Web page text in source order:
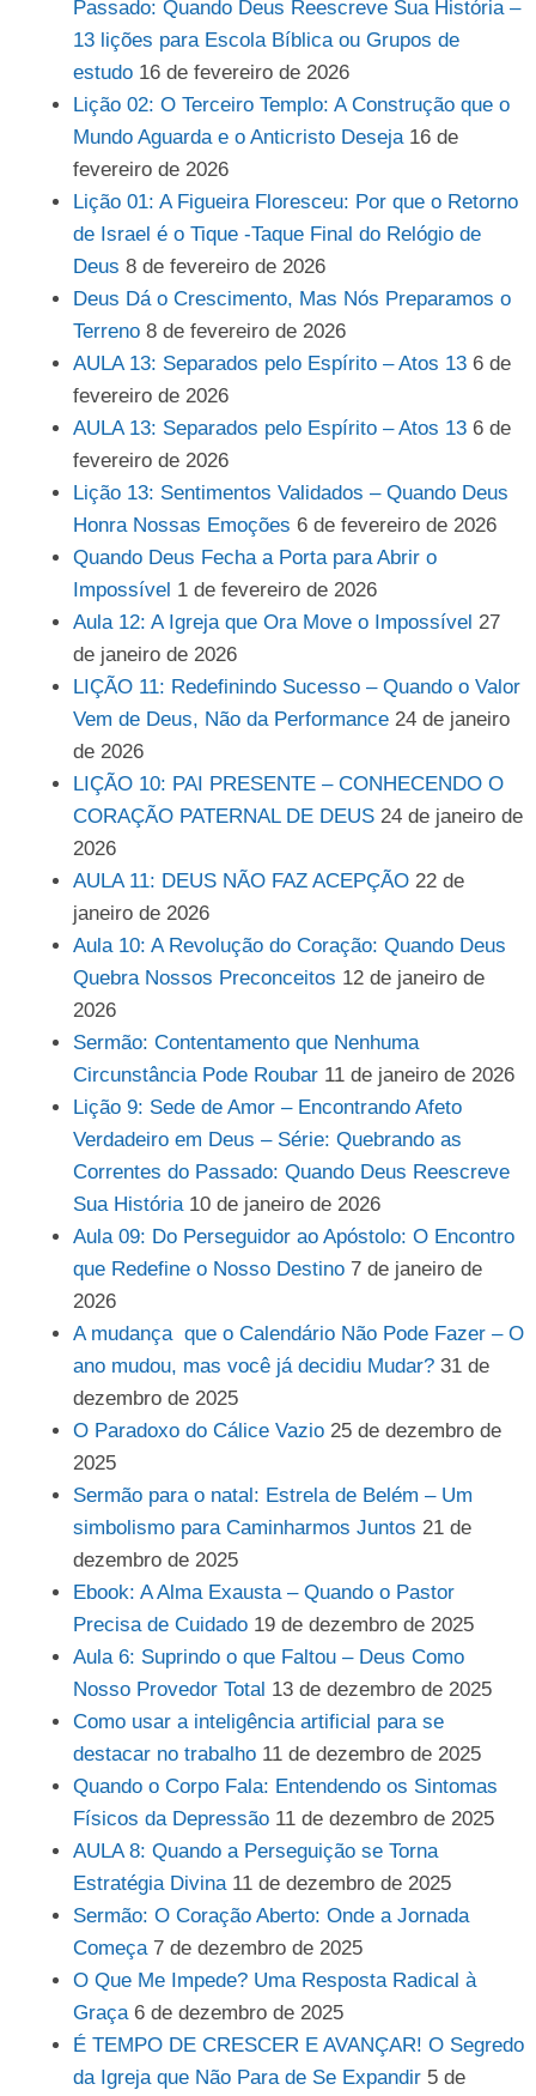
Passado: Quando Deus Reescreve Sua História –
13 lições para Escola Bíblica ou Grupos de
estudo 16 de fevereiro de 2026
Lição 02: O Terceiro Templo: A Construção que o
Mundo Aguarda e o Anticristo Deseja 16 de
fevereiro de 2026
Lição 01: A Figueira Floresceu: Por que o Retorno
de Israel é o Tique -Taque Final do Relógio de
Deus 8 de fevereiro de 2026
Deus Dá o Crescimento, Mas Nós Preparamos o
Terreno 8 de fevereiro de 2026
AULA 13: Separados pelo Espírito – Atos 13 6 de
fevereiro de 2026
AULA 13: Separados pelo Espírito – Atos 13 6 de
fevereiro de 2026
Lição 13: Sentimentos Validados – Quando Deus
Honra Nossas Emoções 6 de fevereiro de 2026
Quando Deus Fecha a Porta para Abrir o
Impossível 1 de fevereiro de 2026
Aula 12: A Igreja que Ora Move o Impossível 27
de janeiro de 2026
LIÇÃO 11: Redefinindo Sucesso – Quando o Valor
Vem de Deus, Não da Performance 24 de janeiro
de 2026
LIÇÃO 10: PAI PRESENTE – CONHECENDO O
CORAÇÃO PATERNAL DE DEUS 24 de janeiro de
2026
AULA 11: DEUS NÃO FAZ ACEPÇÃO 22 de
janeiro de 2026
Aula 10: A Revolução do Coração: Quando Deus
Quebra Nossos Preconceitos 12 de janeiro de
2026
Sermão: Contentamento que Nenhuma
Circunstância Pode Roubar 11 de janeiro de 2026
Lição 9: Sede de Amor – Encontrando Afeto
Verdadeiro em Deus – Série: Quebrando as
Correntes do Passado: Quando Deus Reescreve
Sua História 10 de janeiro de 2026
Aula 09: Do Perseguidor ao Apóstolo: O Encontro
que Redefine o Nosso Destino 7 de janeiro de
2026
A mudança que o Calendário Não Pode Fazer – O
ano mudou, mas você já decidiu Mudar? 31 de
dezembro de 2025
O Paradoxo do Cálice Vazio 25 de dezembro de
2025
Sermão para o natal: Estrela de Belém – Um
simbolismo para Caminharmos Juntos 21 de
dezembro de 2025
Ebook: A Alma Exausta – Quando o Pastor
Precisa de Cuidado 19 de dezembro de 2025
Aula 6: Suprindo o que Faltou – Deus Como
Nosso Provedor Total 13 de dezembro de 2025
Como usar a inteligência artificial para se
destacar no trabalho 11 de dezembro de 2025
Quando o Corpo Fala: Entendendo os Sintomas
Físicos da Depressão 11 de dezembro de 2025
AULA 8: Quando a Perseguição se Torna
Estratégia Divina 11 de dezembro de 2025
Sermão: O Coração Aberto: Onde a Jornada
Começa 7 de dezembro de 2025
O Que Me Impede? Uma Resposta Radical à
Graça 6 de dezembro de 2025
É TEMPO DE CRESCER E AVANÇAR! O Segredo
da Igreja que Não Para de Se Expandir 5 de